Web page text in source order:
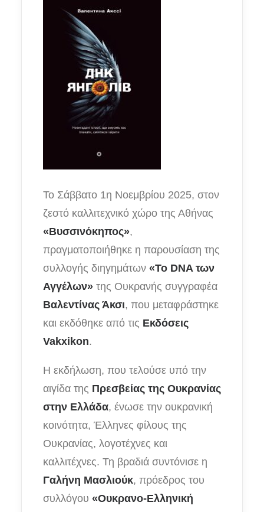
Το Σάββατο 1η Νοεμβρίου 2025, στον
ζεστό καλλιτεχνικό χώρο της Αθήνας
«Βυσσινόκηπος»,
πραγματοποιήθηκε η παρουσίαση της
συλλογής διηγημάτων «Το DNA των
Αγγέλων» της Ουκρανής συγγραφέα
Βαλεντίνας Άκσι, που μεταφράστηκε
και εκδόθηκε από τις Εκδόσεις
Vakxikon.
Η εκδήλωση, που τελούσε υπό την
αιγίδα της Πρεσβείας της Ουκρανίας
στην Ελλάδα, ένωσε την ουκρανική
κοινότητα, Έλληνες φίλους της
Ουκρανίας, λογοτέχνες και
καλλιτέχνες. Τη βραδιά συντόνισε η
Γαλήνη Μασλιούκ, πρόεδρος του
συλλόγου «Ουκρανο-Ελληνική